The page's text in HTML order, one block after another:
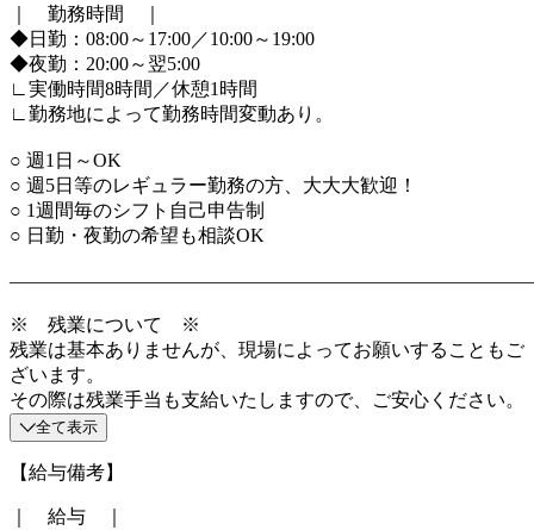
｜ 勤務時間 ｜
◆日勤：08:00～17:00／10:00～19:00
◆夜勤：20:00～翌5:00
∟実働時間8時間／休憩1時間
∟勤務地によって勤務時間変動あり。
○ 週1日～OK
○ 週5日等のレギュラー勤務の方、大大大歓迎！
○ 1週間毎のシフト自己申告制
○ 日勤・夜勤の希望も相談OK
※ 残業について ※
残業は基本ありませんが、現場によってお願いすることもご
ざいます。
その際は残業手当も支給いたしますので、ご安心ください。
全て表示
【給与備考】
｜ 給与 ｜